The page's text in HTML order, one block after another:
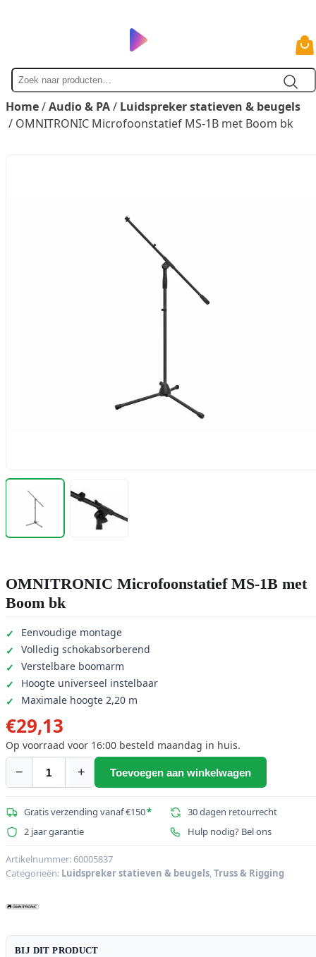
Zoek
naar
Home/Audio & PA/ Luidspreker statieven & beugels
/ OMNITRONIC Microfoonstatief MS-1B met Boom bk
OMNITRONIC Microfoonstatief MS-1B met
Boom bk
Eenvoudige montage
Volledig schokabsorberend
Verstelbare boomarm
Hoogte universeel instelbaar
Maximale hoogte 2,20 m
€29,13
Op voorraad voor 16:00 besteld maandag in huis.
−
OMNITRONIC
MS-
1B
Boom
bk
+ Toevoegen aan winkelwagen
Gratis verzending vanaf €150*
30 dagen retourrecht
2 jaar garantie
Hulp nodig? Bel ons
Artikelnummer:60005837
Categorieën: Luidspreker statieven & beugels,Truss & Rigging
BIJ DIT PRODUCT